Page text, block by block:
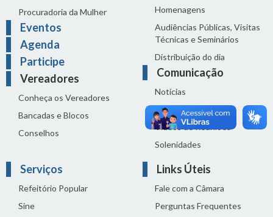
Procuradoria da Mulher
Eventos
Agenda
Participe
Vereadores
Conheça os Vereadores
Bancadas e Blocos
Conselhos
Homenagens
Audiências Públicas, Visitas
Técnicas e Seminários
Distribuição do dia
Comunicação
Notícias
Sala de Imprensa
Vídeos de Reuniões
Solenidades
Serviços
Refeitório Popular
Sine
Links Úteis
Fale com a Câmara
Perguntas Frequentes